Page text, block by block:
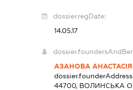
dossier.regDate:
14.05.17
АЗАНОВА АНАСТАСІЯ
dossier.founderAddress
44700, ВОЛИНСЬКА